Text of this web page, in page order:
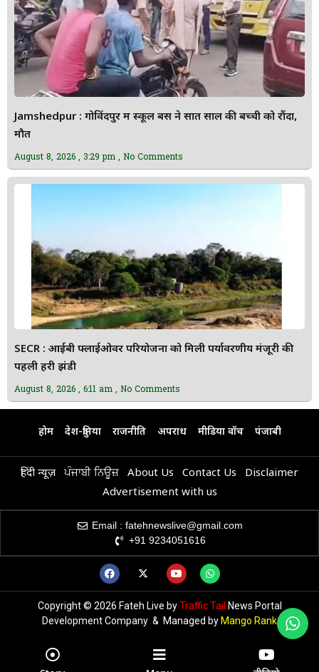
Jamshedpur : गोविंदपुर में स्कूल बस ने सात साल की बच्ची को रौंदा,
मौत
August 8, 2026 3:29 pm No Comments
SECR : आईबी फ्लाईओवर परियोजना को मिली पर्यावरणीय मंजूरी की
पहली हरी झंडी
August 8, 2026 6:11 am No Comments
होम देश-दुनिया राजनीति अपराध मीडिया वॉच पंजाबी
हिंदी न्यूज़ ਪੰਜਾਬੀ ਨਿਊਜ਼ About Us Contact Us
Disclaimer
Advertisement with us
Email : fatehnewslive@gmail.com
+91 9234051616
Copyright © 2026 Fateh Live byTraffic Tail News Portal
Development Company & Managed by Mango Rank